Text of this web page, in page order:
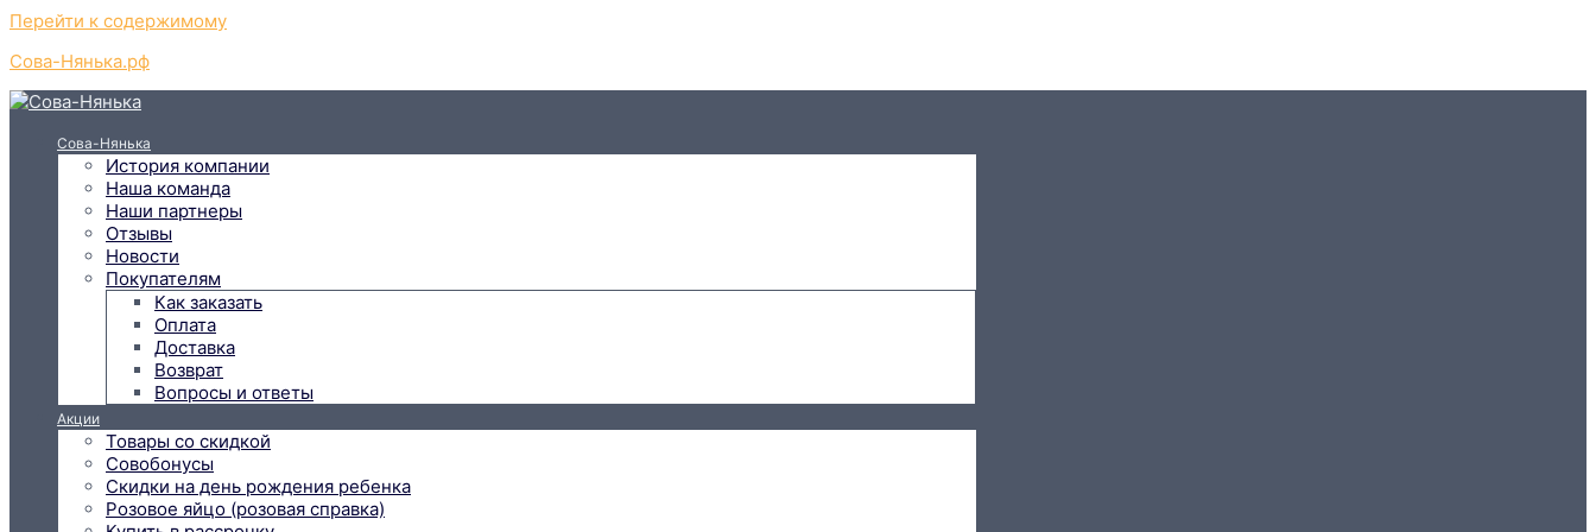
Перейти к содержимому
Сова-Нянька.рф
Сова-Нянька
История компании
Наша команда
Наши партнеры
Отзывы
Новости
Покупателям
Как заказать
Оплата
Доставка
Возврат
Вопросы и ответы
Акции
Товары со скидкой
Совобонусы
Скидки на день рождения ребенка
Розовое яйцо (розовая справка)